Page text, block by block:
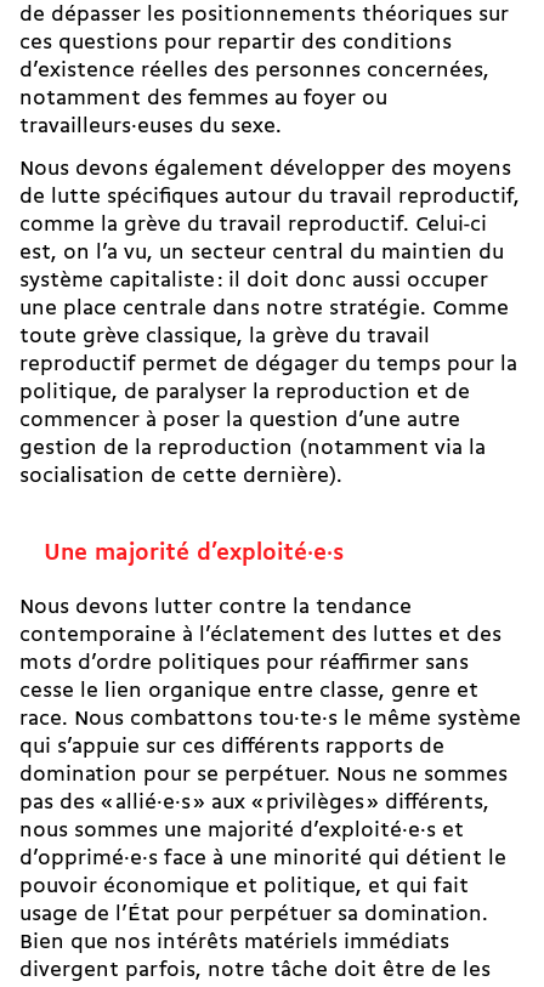
de dépasser les positionnements théoriques sur
ces questions pour repartir des conditions
d’existence réelles des personnes concernées,
notamment des femmes au foyer ou
travailleurs·euses du sexe.
Nous devons également développer des moyens
de lutte spécifiques autour du travail reproductif,
comme la grève du travail reproductif. Celui-ci
est, on l’a vu, un secteur central du maintien du
système capitaliste : il doit donc aussi occuper
une place centrale dans notre stratégie. Comme
toute grève classique, la grève du travail
reproductif permet de dégager du temps pour la
politique, de paralyser la reproduction et de
commencer à poser la question d’une autre
gestion de la reproduction (notamment via la
socialisation de cette dernière).
Une majorité d’exploité·e·s
Nous devons lutter contre la tendance
contemporaine à l’éclatement des luttes et des
mots d’ordre politiques pour réaffirmer sans
cesse le lien organique entre classe, genre et
race. Nous combattons tou·te·s le même système
qui s’appuie sur ces différents rapports de
domination pour se perpétuer. Nous ne sommes
pas des « allié·e·s » aux « privilèges » différents,
nous sommes une majorité d’exploité·e·s et
d’opprimé·e·s face à une minorité qui détient le
pouvoir économique et politique, et qui fait
usage de l’État pour perpétuer sa domination.
Bien que nos intérêts matériels immédiats
divergent parfois, notre tâche doit être de les